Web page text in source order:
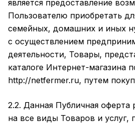
является предоставление
Пользователю приобретать
семейных, домашних и иных
с осуществлением
деятельности, Товары,
каталоге Интернет-магазина
http://netfermer.ru, путем
2.2. Данная Публичная оферта
на все виды Товаров и услуг,